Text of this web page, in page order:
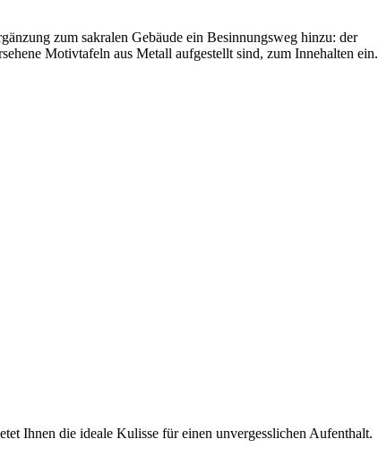
zum sakralen Gebäude ein Besinnungsweg hinzu: der
Motivtafeln aus Metall aufgestellt sind, zum Innehalten ein.
Ihnen die ideale Kulisse für einen unvergesslichen Aufenthalt.